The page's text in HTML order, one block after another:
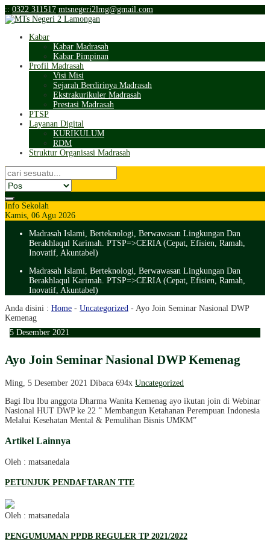
:: 0322 311517 mtsnegeri2lmg@gmail.com
Kabar
Kabar Madrasah
Kabar Pimpinan
Profil Madrasah
Visi Misi
Sejarah Berdirinya Madrasah
Ekstrakurikuler Madrasah
Prestasi Madrasah
PTSP
Layanan Digital
KURIKULUM
RDM
Struktur Organisasi Madrasah
Info Sekolah
Kamis, 06 Agu 2026
Madrasah Islami, Berteknologi, Berwawasan Lingkungan Dan
Berakhlaqul Karimah. PTSP=>CERIA (Cepat, Efisien, Ramah,
Inovatif, Akuntabel)
Madrasah Islami, Berteknologi, Berwawasan Lingkungan Dan
Berakhlaqul Karimah. PTSP=>CERIA (Cepat, Efisien, Ramah,
Inovatif, Akuntabel)
Anda disini : Home - Uncategorized - Ayo Join Seminar Nasional DWP
Kemenag
5 Desember 2021
Ayo Join Seminar Nasional DWP Kemenag
Ming, 5 Desember 2021 Dibaca 694x Uncategorized
Bagi Ibu Ibu anggota Dharma Wanita Kemenag ayo ikutan join di Webinar
Nasional HUT DWP ke 22 ” Membangun Ketahanan Perempuan Indonesia
Melalui Kesehatan Mental & Pemulihan Bisnis UMKM”
Artikel Lainnya
Oleh : matsanedala
PETUNJUK PENDAFTARAN TTE
Oleh : matsanedala
PENGUMUMAN PPDB REGULER TP 2021/2022